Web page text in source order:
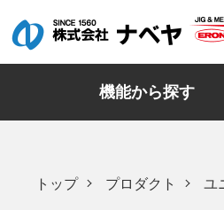
機能から探す
トップ プロダクト ユ